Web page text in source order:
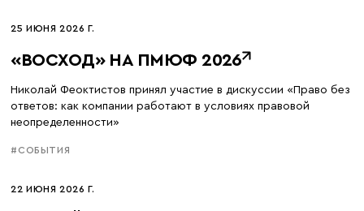
25 ИЮНЯ 2026 Г.
«ВОСХОД» НА ПМЮФ 2026
Николай Феоктистов принял участие в дискуссии «Право без
ответов: как компании работают в условиях правовой
неопределенности»
#СОБЫТИЯ
22 ИЮНЯ 2026 Г.